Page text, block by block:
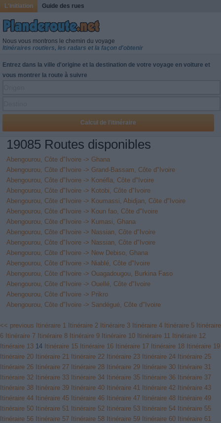
L'initiation Guide des rues
Nous vous montrons le chemin du voyage
Itinéraires routiers, les radars et la façon d'obtenir
Entrez dans la ville d'origine et la destination de votre voyage en voiture et
vous montrer la route à suivre
19085 Routes disponibles
Abengourou, Côte d"Ivoire -> Ghana
Abengourou, Côte d"Ivoire -> Grand-Bassam, Côte d"Ivoire
Abengourou, Côte d"Ivoire -> Konéfla, Côte d"Ivoire
Abengourou, Côte d"Ivoire -> Kotobi, Côte d"Ivoire
Abengourou, Côte d"Ivoire -> Koumassi, Abidjan, Côte d"Ivoire
Abengourou, Côte d"Ivoire -> Koun fao, Côte d"Ivoire
Abengourou, Côte d"Ivoire -> Kumasi, Ghana
Abengourou, Côte d"Ivoire -> Nassian, Côte d"Ivoire
Abengourou, Côte d"Ivoire -> Nassian, Côte d"Ivoire
Abengourou, Côte d"Ivoire -> New Debiso, Ghana
Abengourou, Côte d"Ivoire -> Niablé, Côte d"Ivoire
Abengourou, Côte d"Ivoire -> Ouagadougou, Burkina Faso
Abengourou, Côte d"Ivoire -> Ouellé, Côte d"Ivoire
Abengourou, Côte d"Ivoire -> Prikro
Abengourou, Côte d"Ivoire -> Sandégué, Côte d"Ivoire
<< previous Itinéraire 1 Itinéraire 2 Itinéraire 3 Itinéraire 4 Itinéraire 5 Itinéraire
6 Itinéraire 7 Itinéraire 8 Itinéraire 9 Itinéraire 10 Itinéraire 11 Itinéraire 12
Itinéraire 13 14 Itinéraire 15 Itinéraire 16 Itinéraire 17 Itinéraire 18 Itinéraire 19
Itinéraire 20 Itinéraire 21 Itinéraire 22 Itinéraire 23 Itinéraire 24 Itinéraire 25
Itinéraire 26 Itinéraire 27 Itinéraire 28 Itinéraire 29 Itinéraire 30 Itinéraire 31
Itinéraire 32 Itinéraire 33 Itinéraire 34 Itinéraire 35 Itinéraire 36 Itinéraire 37
Itinéraire 38 Itinéraire 39 Itinéraire 40 Itinéraire 41 Itinéraire 42 Itinéraire 43
Itinéraire 44 Itinéraire 45 Itinéraire 46 Itinéraire 47 Itinéraire 48 Itinéraire 49
Itinéraire 50 Itinéraire 51 Itinéraire 52 Itinéraire 53 Itinéraire 54 Itinéraire 55
Itinéraire 56 Itinéraire 57 Itinéraire 58 Itinéraire 59 Itinéraire 60 Itinéraire 61